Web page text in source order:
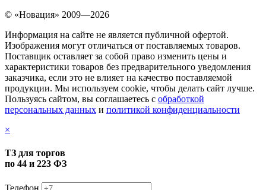
© «Новация» 2009—2026
Информация на сайте не является публичной офертой.
Изображения могут отличаться от поставляемых товаров.
Поставщик оставляет за собой право изменить цены и
характеристики товаров без предварительного уведомления
заказчика, если это не влияет на качество поставляемой
продукции. Мы используем cookie, чтобы делать сайт лучше.
Пользуясь сайтом, вы соглашаетесь с обработкой
персональных данных и политикой конфиденциальности
×
ТЗ для торгов
по 44 и 223 ФЗ
Телефон